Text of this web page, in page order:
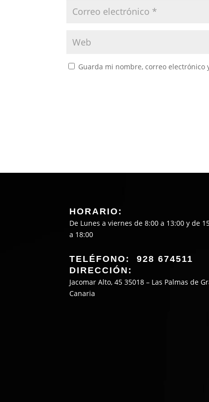
Guarda mi nombre, correo electrónico
HORARIO:
De Lunes a viernes de 8:00 a 13:00 y de
a 18:00
TELÉFONO: 928 674511
DIRECCIÓN:
Jacomar Alto, 45 35018 – Las Palmas de
Canaria